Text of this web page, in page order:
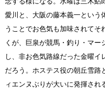
愛川と、大阪の藤本義一という
うことでお色気も加味されてそ
くが、巨泉が競馬・釣り・マ
し、非お色気路線だった金曜
だろう。ホステス役の朝丘雪路
ィエンヌぶりが大いに発揮され